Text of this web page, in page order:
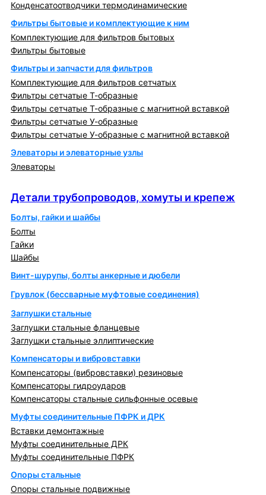
Конденсатоотводчики термодинамические
Фильтры бытовые и комплектующие к ним
Комплектующие для фильтров бытовых
Фильтры бытовые
Фильтры и запчасти для фильтров
Комплектующие для фильтров сетчатых
Фильтры сетчатые Т-образные
Фильтры сетчатые Т-образные с магнитной вставкой
Фильтры сетчатые У-образные
Фильтры сетчатые У-образные с магнитной вставкой
Элеваторы и элеваторные узлы
Элеваторы
Детали трубопроводов, хомуты и крепеж
Болты, гайки и шайбы
Болты
Гайки
Шайбы
Винт-шурупы, болты анкерные и дюбели
Грувлок (бессварные муфтовые соединения)
Заглушки стальные
Заглушки стальные фланцевые
Заглушки стальные эллиптические
Компенсаторы и вибровставки
Компенсаторы (вибровставки) резиновые
Компенсаторы гидроударов
Компенсаторы стальные сильфонные осевые
Муфты соединительные ПФРК и ДРК
Вставки демонтажные
Муфты соединительные ДРК
Муфты соединительные ПФРК
Опоры стальные
Опоры стальные подвижные